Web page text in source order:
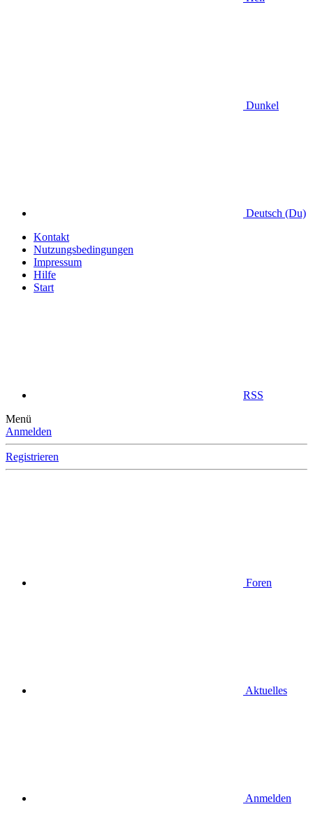
Dunkel
Deutsch (Du)
Kontakt
Nutzungsbedingungen
Impressum
Hilfe
Start
RSS
Menü
Anmelden
Registrieren
Foren
Aktuelles
Anmelden